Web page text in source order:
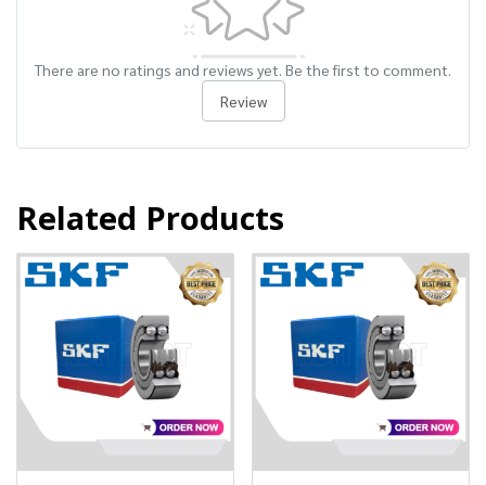
There are no ratings and reviews yet. Be the first to comment.
Review
Related Products